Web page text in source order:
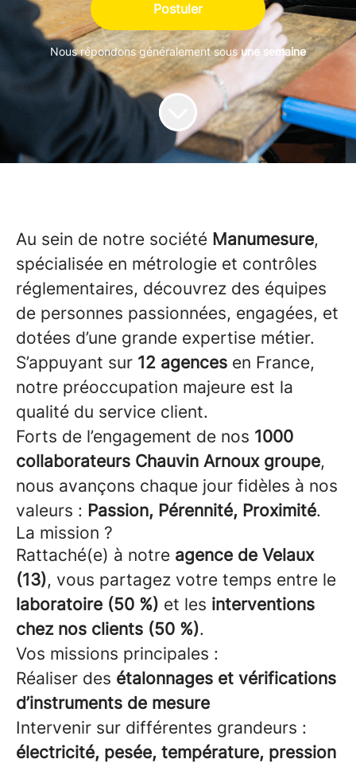
Postuler
Nous répondons généralement sousune semaine
Au sein de notre société Manumesure,
spécialisée en métrologie et contrôles
réglementaires, découvrez des équipes
de personnes passionnées, engagées, et
dotées d’une grande expertise métier.
S’appuyant sur 12 agences en France,
notre préoccupation majeure est la
qualité du service client.
Forts de l’engagement de nos 1000
collaborateurs Chauvin Arnoux groupe,
nous avançons chaque jour fidèles à nos
valeurs : Passion, Pérennité, Proximité.
La mission ?
Rattaché(e) à notre agence de Velaux
(13), vous partagez votre temps entre le
laboratoire (50 %) et les interventions
chez nos clients (50 %).
Vos missions principales :
Réaliser des étalonnages et vérifications
d’instruments de mesure
Intervenir sur différentes grandeurs :
électricité, pesée, température, pression